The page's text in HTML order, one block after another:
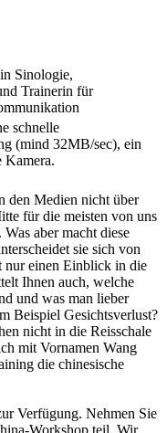
Sinologie,
Trainerin für
schnelle
(mind 32MB/sec), ein
Kamera.
den Medien nicht über
für die meisten von uns
aber macht diese
sie sich von
nur einen Einblick in die
Ihnen auch, welche
und was man lieber
Beispiel Gesichtsverlust?
nicht in die Reisschale
mit Vornamen Wang
die chinesische
Verfügung. Nehmen Sie
Workshop teil. Wir